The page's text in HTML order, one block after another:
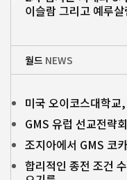
이슬람 그리고 예루살
월드 NEWS
미국 오이코스대학교
GMS 유럽 선교전략
조지아에서 GMS 코
합리적인 종전 조건